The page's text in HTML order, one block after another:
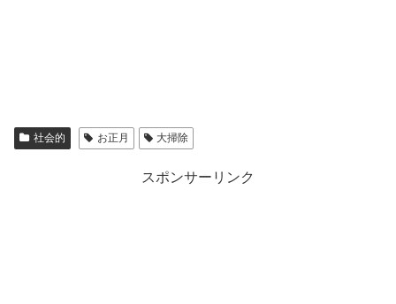
社会的 お正月 大掃除
スポンサーリンク